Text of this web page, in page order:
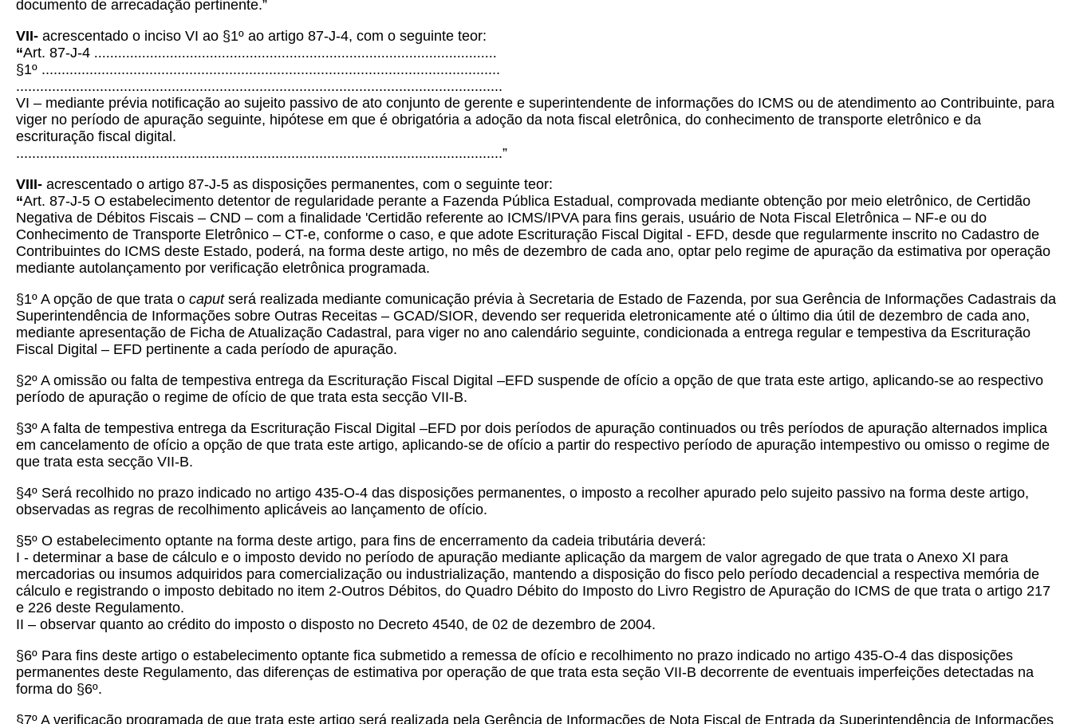
documento de arrecadação pertinente.”
VII- acrescentado o inciso VI ao §1º ao artigo 87-J-4, com o seguinte teor:
“Art. 87-J-4 .....................................................................................................
§1º ...................................................................................................................
..........................................................................................................................
VI – mediante prévia notificação ao sujeito passivo de ato conjunto de gerente e superintendente de informações do ICMS ou de atendimento ao Contribuinte, para
viger no período de apuração seguinte, hipótese em que é obrigatória a adoção da nota fiscal eletrônica, do conhecimento de transporte eletrônico e da
escrituração fiscal digital.
..........................................................................................................................”
VIII- acrescentado o artigo 87-J-5 as disposições permanentes, com o seguinte teor:
“Art. 87-J-5 O estabelecimento detentor de regularidade perante a Fazenda Pública Estadual, comprovada mediante obtenção por meio eletrônico, de Certidão
Negativa de Débitos Fiscais – CND – com a finalidade 'Certidão referente ao ICMS/IPVA para fins gerais, usuário de Nota Fiscal Eletrônica – NF-e ou do
Conhecimento de Transporte Eletrônico – CT-e, conforme o caso, e que adote Escrituração Fiscal Digital - EFD, desde que regularmente inscrito no Cadastro de
Contribuintes do ICMS deste Estado, poderá, na forma deste artigo, no mês de dezembro de cada ano, optar pelo regime de apuração da estimativa por operação
mediante autolançamento por verificação eletrônica programada.
§1º A opção de que trata o caputserá realizada mediante comunicação prévia à Secretaria de Estado de Fazenda, por sua Gerência de Informações Cadastrais da
Superintendência de Informações sobre Outras Receitas – GCAD/SIOR, devendo ser requerida eletronicamente até o último dia útil de dezembro de cada ano,
mediante apresentação de Ficha de Atualização Cadastral, para viger no ano calendário seguinte, condicionada a entrega regular e tempestiva da Escrituração
Fiscal Digital – EFD pertinente a cada período de apuração.
§2º A omissão ou falta de tempestiva entrega da Escrituração Fiscal Digital –EFD suspende de ofício a opção de que trata este artigo, aplicando-se ao respectivo
período de apuração o regime de ofício de que trata esta secção VII-B.
§3º A falta de tempestiva entrega da Escrituração Fiscal Digital –EFD por dois períodos de apuração continuados ou três períodos de apuração alternados implica
em cancelamento de ofício a opção de que trata este artigo, aplicando-se de ofício a partir do respectivo período de apuração intempestivo ou omisso o regime de
que trata esta secção VII-B.
§4º Será recolhido no prazo indicado no artigo 435-O-4 das disposições permanentes, o imposto a recolher apurado pelo sujeito passivo na forma deste artigo,
observadas as regras de recolhimento aplicáveis ao lançamento de ofício.
§5º O estabelecimento optante na forma deste artigo, para fins de encerramento da cadeia tributária deverá:
I - determinar a base de cálculo e o imposto devido no período de apuração mediante aplicação da margem de valor agregado de que trata o Anexo XI para
mercadorias ou insumos adquiridos para comercialização ou industrialização, mantendo a disposição do fisco pelo período decadencial a respectiva memória de
cálculo e registrando o imposto debitado no item 2-Outros Débitos, do Quadro Débito do Imposto do Livro Registro de Apuração do ICMS de que trata o artigo 217
e 226 deste Regulamento.
II – observar quanto ao crédito do imposto o disposto no Decreto 4540, de 02 de dezembro de 2004.
§6º Para fins deste artigo o estabelecimento optante fica submetido a remessa de ofício e recolhimento no prazo indicado no artigo 435-O-4 das disposições
permanentes deste Regulamento, das diferenças de estimativa por operação de que trata esta seção VII-B decorrente de eventuais imperfeições detectadas na
forma do §6º.
§7º A verificação programada de que trata este artigo será realizada pela Gerência de Informações de Nota Fiscal de Entrada da Superintendência de Informações